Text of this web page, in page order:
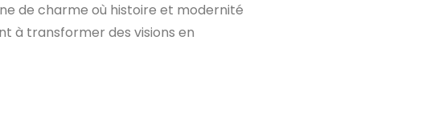
de charme où histoire et modernité
à transformer des visions en